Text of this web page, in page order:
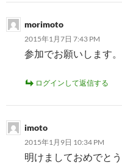
morimoto
2015年1月7日 7:43 PM
参加でお願いします。
ログインして返信する
imoto
2015年1月9日 10:34 PM
明けましておめでとう